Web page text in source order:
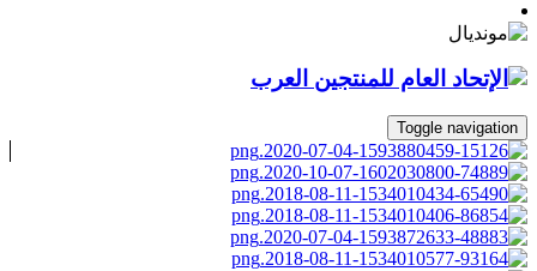
Toggle navigation